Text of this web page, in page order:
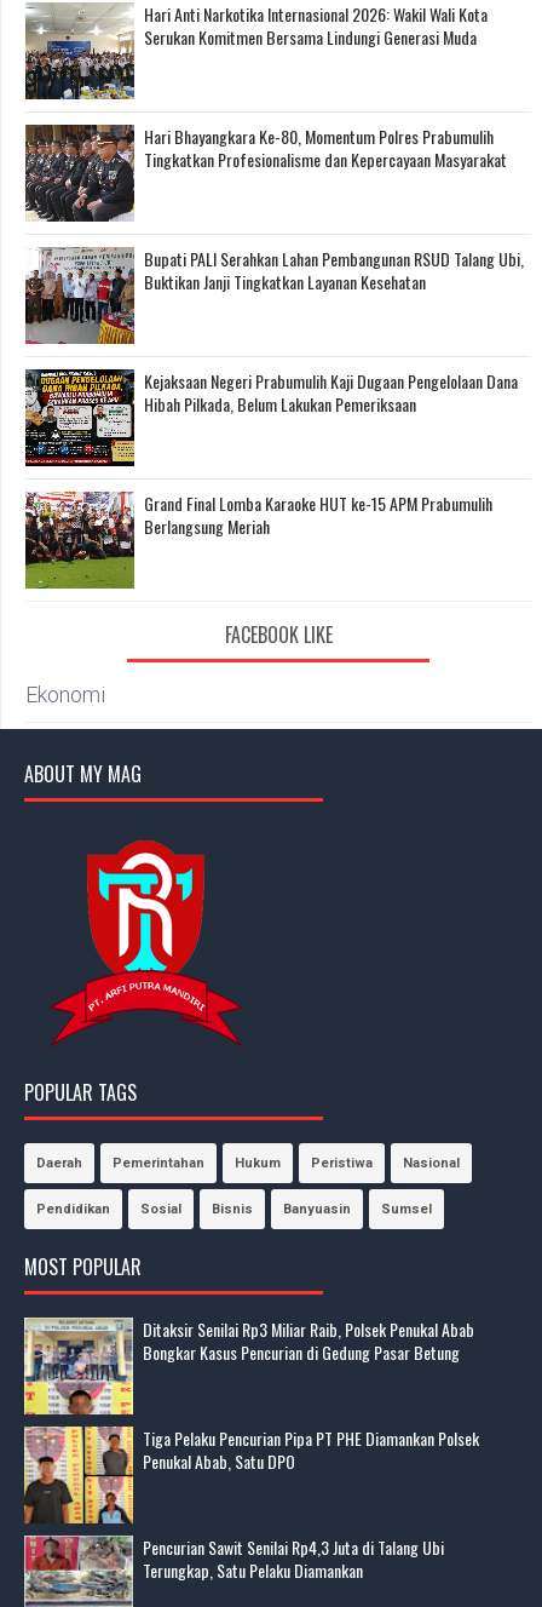
Hari Anti Narkotika Internasional 2026: Wakil Wali Kota
Serukan Komitmen Bersama Lindungi Generasi Muda
Hari Bhayangkara Ke-80, Momentum Polres Prabumulih
Tingkatkan Profesionalisme dan Kepercayaan Masyarakat
Bupati PALI Serahkan Lahan Pembangunan RSUD Talang Ubi,
Buktikan Janji Tingkatkan Layanan Kesehatan
Kejaksaan Negeri Prabumulih Kaji Dugaan Pengelolaan Dana
Hibah Pilkada, Belum Lakukan Pemeriksaan
Grand Final Lomba Karaoke HUT ke-15 APM Prabumulih
Berlangsung Meriah
FACEBOOK LIKE
Ekonomi
ABOUT MY MAG
POPULAR TAGS
Daerah Pemerintahan Hukum Peristiwa Nasional
Pendidikan Sosial Bisnis Banyuasin Sumsel
MOST POPULAR
Ditaksir Senilai Rp3 Miliar Raib, Polsek Penukal Abab
Bongkar Kasus Pencurian di Gedung Pasar Betung
Tiga Pelaku Pencurian Pipa PT PHE Diamankan Polsek
Penukal Abab, Satu DPO
Pencurian Sawit Senilai Rp4,3 Juta di Talang Ubi
Terungkap, Satu Pelaku Diamankan